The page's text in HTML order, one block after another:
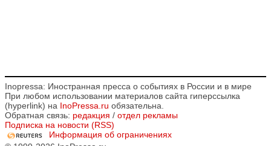
Inopressa: Иностранная пресса о событиях в России и в мире
При любом использовании материалов сайта гиперссылка
(hyperlink) на InoPressa.ru обязательна.
Обратная связь: редакция / отдел рекламы
Подписка на новости (RSS)
Информация об ограничениях